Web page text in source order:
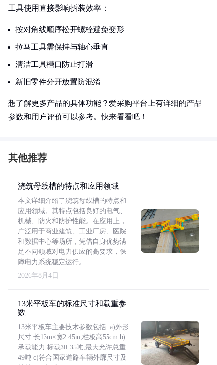
工具使用直接影响拆装效率：
按对角线顺序松开螺栓避免变形
拉马工具需保持与轴心垂直
清洁工具槽口防止打滑
新旧零件分开放置防混淆
想了解更多产品的具体功能？爱采购平台上有详细的产品
参数和用户评价可以参考。快来看看吧！
其他推荐
浇筑母线槽的特点和应用领域
本文详细介绍了浇筑母线槽的特点和
应用领域。其特点包括良好的电气、
机械、防火和防护性能。在应用上，
广泛用于商业建筑、工业厂房、医院
和数据中心等场所，凭借自身优势满
足不同领域对电力供应的高要求，保
障电力系统稳定运行。
2026年8月4日
13米平板车的标准尺寸和载重参
数
13米平板车主要技术参数包括: a)外形
尺寸:长13m×宽2.45m,栏板高55cm b)
承载能力:标载30-35吨,最大允许总重
49吨 c)符合国家道路车辆外廓尺寸及